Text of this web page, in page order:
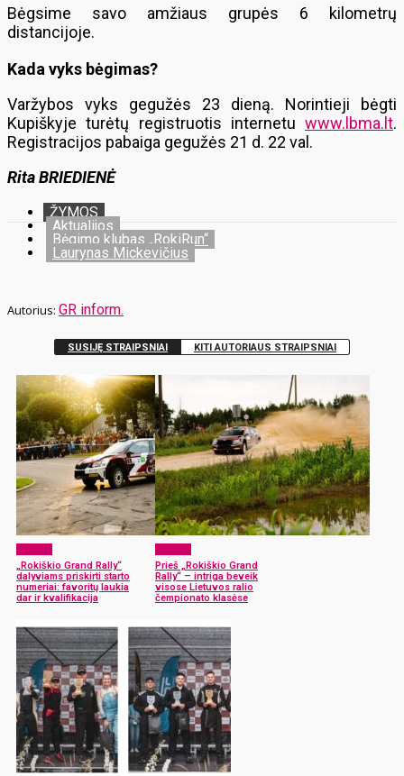
Bėgsime savo amžiaus grupės 6 kilometrų
distancijoje.
Kada vyks bėgimas?
Varžybos vyks gegužės 23 dieną. Norintieji bėgti
Kupiškyje turėtų registruotis internetu www.lbma.lt.
Registracijos pabaiga gegužės 21 d. 22 val.
Rita BRIEDIENĖ
ŽYMOS
Aktualijos
Bėgimo klubas „RokiRun“
Laurynas Mickevičius
GR inform.
SUSIJĘ STRAIPSNIAI KITI AUTORIAUS STRAIPSNIAI
„Rokiškio Grand Rally“
dalyviams priskirti starto
numeriai: favoritų laukia
dar ir kvalifikacija
Prieš „Rokiškio Grand
Rally“ – intriga beveik
visose Lietuvos ralio
čempionato klasėse